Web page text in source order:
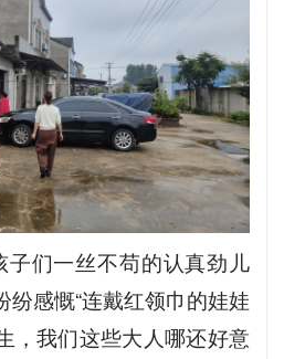
子们一丝不苟的认真劲儿
纷感慨“连戴红领巾的娃娃
，我们这些大人哪还好意